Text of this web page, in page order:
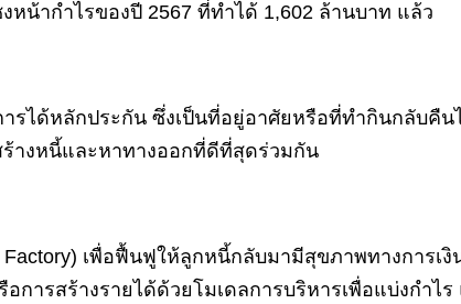
น้ากำไรของปี 2567 ที่ทำได้ 1,602 ล้านบาท แล้ว
ได้หลักประกัน ซึ่งเป็นที่อยู่อาศัยหรือที่ทำกินกลับคืน
างหนี้และหาทางออกที่ดีที่สุดร่วมกัน
Factory) เพื่อฟื้นฟูให้ลูกหนี้กลับมามีสุขภาพทางการ
การสร้างรายได้ด้วยโมเดลการบริหารเพื่อแบ่งกำไ